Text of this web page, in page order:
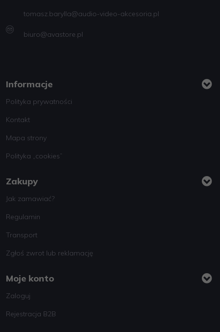
tomasz.barylla@audio-video-akcesoria.pl
biuro@avastore.pl
Informacje
Polityka prywatności
Kontakt
Mapa strony
Polityka „cookies”
Zakupy
Jak zamawiać?
Regulamin
Transport
Zgłoś zwrot lub reklamację
Moje konto
Zaloguj
Rejestracja B2B